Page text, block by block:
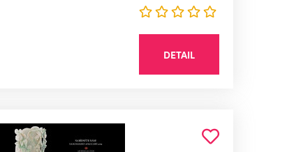
DETAIL